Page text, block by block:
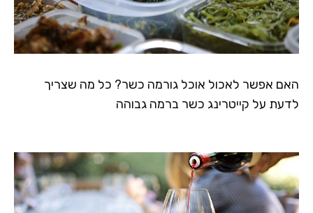
האם אפשר לאכול אוכל גורמה כשר? כל מה שצריך
לדעת על קייטרינג כשר ברמה גבוהה